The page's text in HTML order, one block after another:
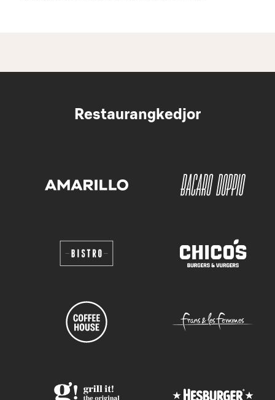
Restaurangkedjor